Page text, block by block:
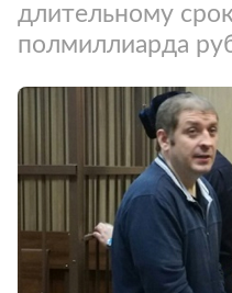
длительному
полмиллиарда